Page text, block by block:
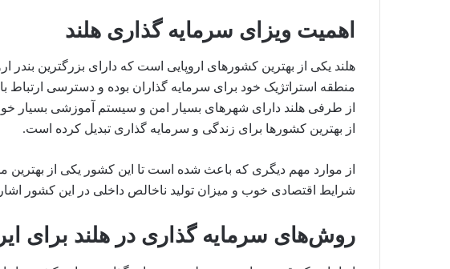
اهمیت ویزای سرمایه گذاری هلند
هلند یکی از بهترین کشورهای اروپایی است که دارای بزرگترین بندر
از طرفی هلند دارای شهرهای بسیار امن و سیستم آموزشی بسیار
از بهترین کشورها برای زندگی و سرمایه گذاری تبدیل کرده است.
از موارد مهم دیگری که باعث شده است تا این کشور یکی از بهترین
شرایط اقتصادی خوب و میزان تولید ناخالص داخلی در این کشور
روش‌های سرمایه گذاری در هلند برای